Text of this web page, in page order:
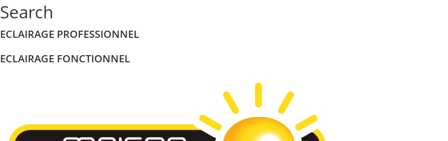
Search
ECLAIRAGE PROFESSIONNEL
ECLAIRAGE FONCTIONNEL